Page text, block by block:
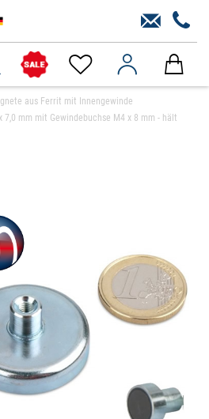
aus Ferrit mit Innengewinde
mm mit Gewindebuchse M4 x 8 mm - hält